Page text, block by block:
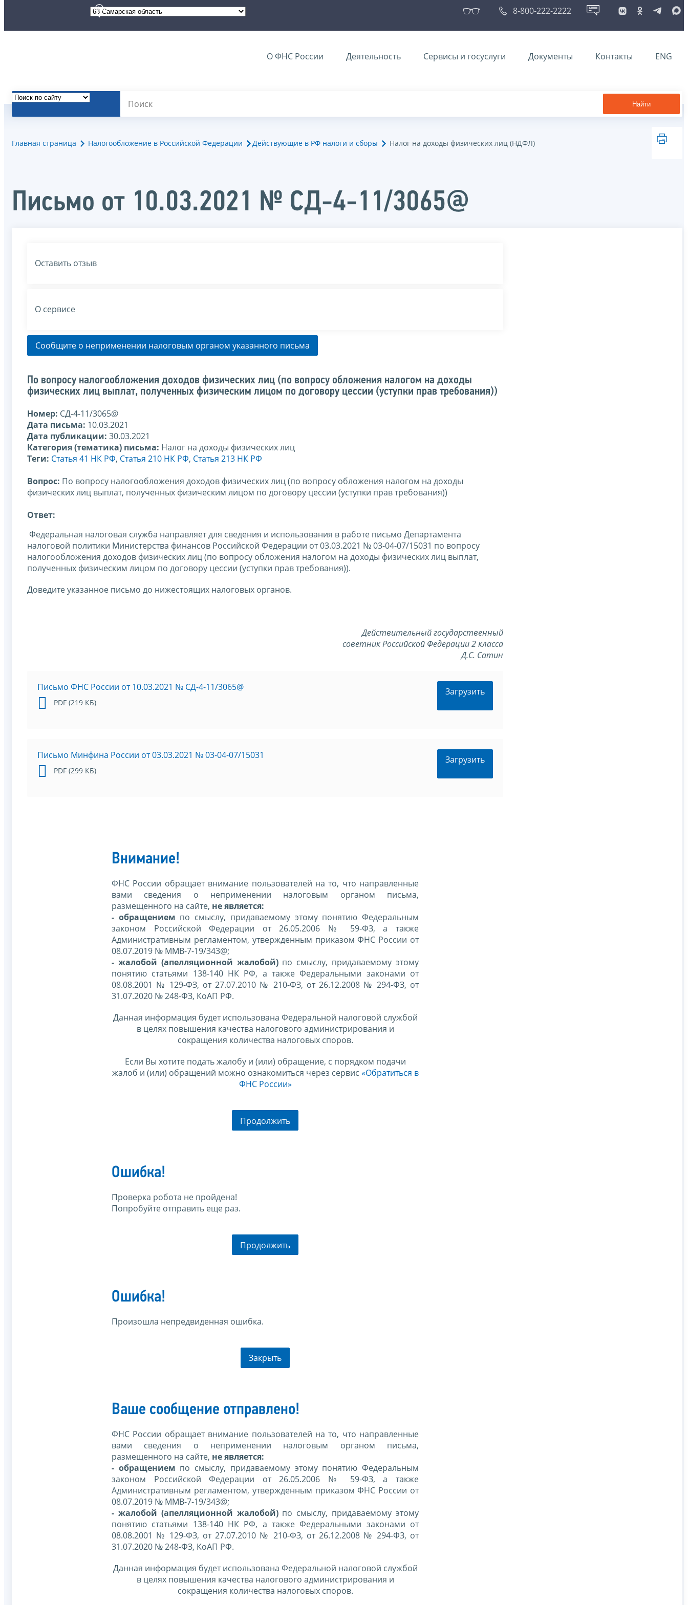
8-800-222-2222
О ФНС России Деятельность Сервисы и госуслуги Документы Контакты ENG
Найти
Главная страница Налогообложение в Российской Федерации Действующие в РФ налоги и сборы Налог на доходы физических лиц (НДФЛ)
Письмо от 10.03.2021 № СД-4-11/3065@
Оставить отзыв
О сервисе
Сообщите о неприменении налоговым органом указанного письма
По вопросу налогообложения доходов физических лиц (по вопросу обложения налогом на доходы
физических лиц выплат, полученных физическим лицом по договору цессии (уступки прав требования))
Номер: СД-4-11/3065@
Дата письма: 10.03.2021
Дата публикации: 30.03.2021
Категория (тематика) письма: Налог на доходы физических лиц
Теги: Статья 41 НК РФ, Статья 210 НК РФ, Статья 213 НК РФ
Вопрос: По вопросу налогообложения доходов физических лиц (по вопросу обложения налогом на доходы
физических лиц выплат, полученных физическим лицом по договору цессии (уступки прав требования))
Ответ:
Федеральная налоговая служба направляет для сведения и использования в работе письмо Департамента
налоговой политики Министерства финансов Российской Федерации от 03.03.2021 № 03-04-07/15031 по вопросу
налогообложения доходов физических лиц (по вопросу обложения налогом на доходы физических лиц выплат,
полученных физическим лицом по договору цессии (уступки прав требования)).
Доведите указанное письмо до нижестоящих налоговых органов.
Действительный государственный
советник Российской Федерации 2 класса
Д.С. Сатин
Письмо ФНС России от 10.03.2021 № СД-4-11/3065@
PDF (219 КБ)
Загрузить
Письмо Минфина России от 03.03.2021 № 03-04-07/15031
PDF (299 КБ)
Загрузить
Внимание!
ФНС России обращает внимание пользователей на то, что направленные
вами сведения о неприменении налоговым органом письма,
размещенного на сайте, не является:
- обращением по смыслу, придаваемому этому понятию Федеральным
законом Российской Федерации от 26.05.2006 № 59-ФЗ, а также
Административным регламентом, утвержденным приказом ФНС России от
08.07.2019 № ММВ-7-19/343@;
- жалобой (апелляционной жалобой)по смыслу, придаваемому этому
понятию статьями 138-140 НК РФ, а также Федеральными законами от
08.08.2001 № 129-ФЗ, от 27.07.2010 № 210-ФЗ, от 26.12.2008 № 294-ФЗ, от
31.07.2020 № 248-ФЗ, КоАП РФ.
Данная информация будет использована Федеральной налоговой службой
в целях повышения качества налогового администрирования и
сокращения количества налоговых споров.
Если Вы хотите подать жалобу и (или) обращение, с порядком подачи
жалоб и (или) обращений можно ознакомиться через сервис «Обратиться в
ФНС России»
Продолжить
Ошибка!
Проверка робота не пройдена!
Попробуйте отправить еще раз.
Продолжить
Ошибка!
Произошла непредвиденная ошибка.
Закрыть
Ваше сообщение отправлено!
ФНС России обращает внимание пользователей на то, что направленные
вами сведения о неприменении налоговым органом письма,
размещенного на сайте, не является:
- обращением по смыслу, придаваемому этому понятию Федеральным
законом Российской Федерации от 26.05.2006 № 59-ФЗ, а также
Административным регламентом, утвержденным приказом ФНС России от
08.07.2019 № ММВ-7-19/343@;
- жалобой (апелляционной жалобой)по смыслу, придаваемому этому
понятию статьями 138-140 НК РФ, а также Федеральными законами от
08.08.2001 № 129-ФЗ, от 27.07.2010 № 210-ФЗ, от 26.12.2008 № 294-ФЗ, от
31.07.2020 № 248-ФЗ, КоАП РФ.
Данная информация будет использована Федеральной налоговой службой
в целях повышения качества налогового администрирования и
сокращения количества налоговых споров.